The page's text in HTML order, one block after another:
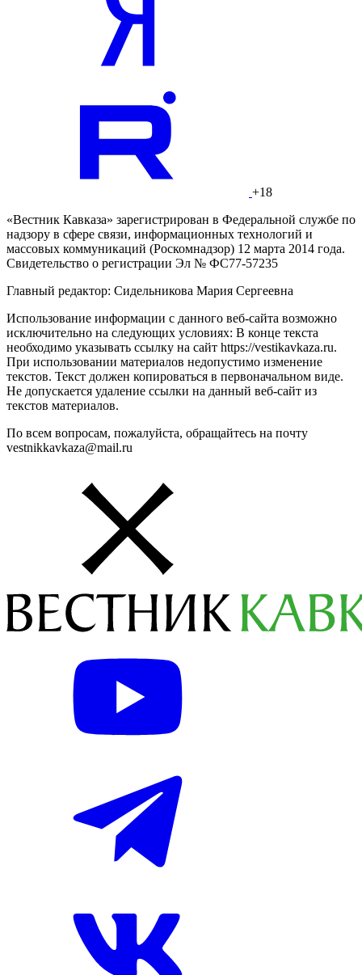
+18
«Вестник Кавказа» зарегистрирован в Федеральной службе по
надзору в сфере связи, информационных технологий и
массовых коммуникаций (Роскомнадзор) 12 марта 2014 года.
Свидетельство о регистрации Эл № ФС77-57235
Главный редактор: Сидельникова Мария Сергеевна
Использование информации с данного веб-сайта возможно
исключительно на следующих условиях: В конце текста
необходимо указывать ссылку на сайт https://vestikavkaza.ru.
При использовании материалов недопустимо изменение
текстов. Текст должен копироваться в первоначальном виде.
Не допускается удаление ссылки на данный веб-сайт из
текстов материалов.
По всем вопросам, пожалуйста, обращайтесь на почту
vestnikkavkaza@mail.ru